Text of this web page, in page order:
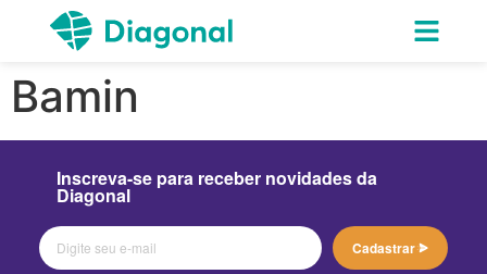
Bamin
Inscreva-se para receber novidades da
Diagonal
Cadastrar